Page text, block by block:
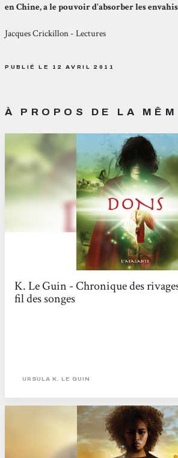
en Chine, a le pouvoir d'absorber les
Jacques Crickillon - Lectures
PUBLIÉ LE 12 AVRIL 2011
À PROPOS DE LA
K. Le Guin - Chronique des
fil des songes
URSULA K. LE GUIN